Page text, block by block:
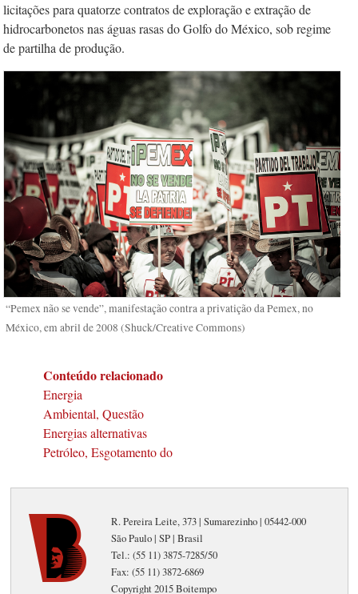
licitações para quatorze contratos de exploração e extração de
hidrocarbonetos nas águas rasas do Golfo do México, sob regime
de partilha de produção.
“Pemex não se vende”, manifestação contra a privatição da Pemex, no
México, em abril de 2008 (Shuck/Creative Commons)
Conteúdo relacionado
Energia
Ambiental, Questão
Energias alternativas
Petróleo, Esgotamento do
R. Pereira Leite, 373 | Sumarezinho | 05442-000
São Paulo | SP | Brasil
Tel.: (55 11) 3875-7285/50
Fax: (55 11) 3872-6869
Copyright 2015 Boitempo